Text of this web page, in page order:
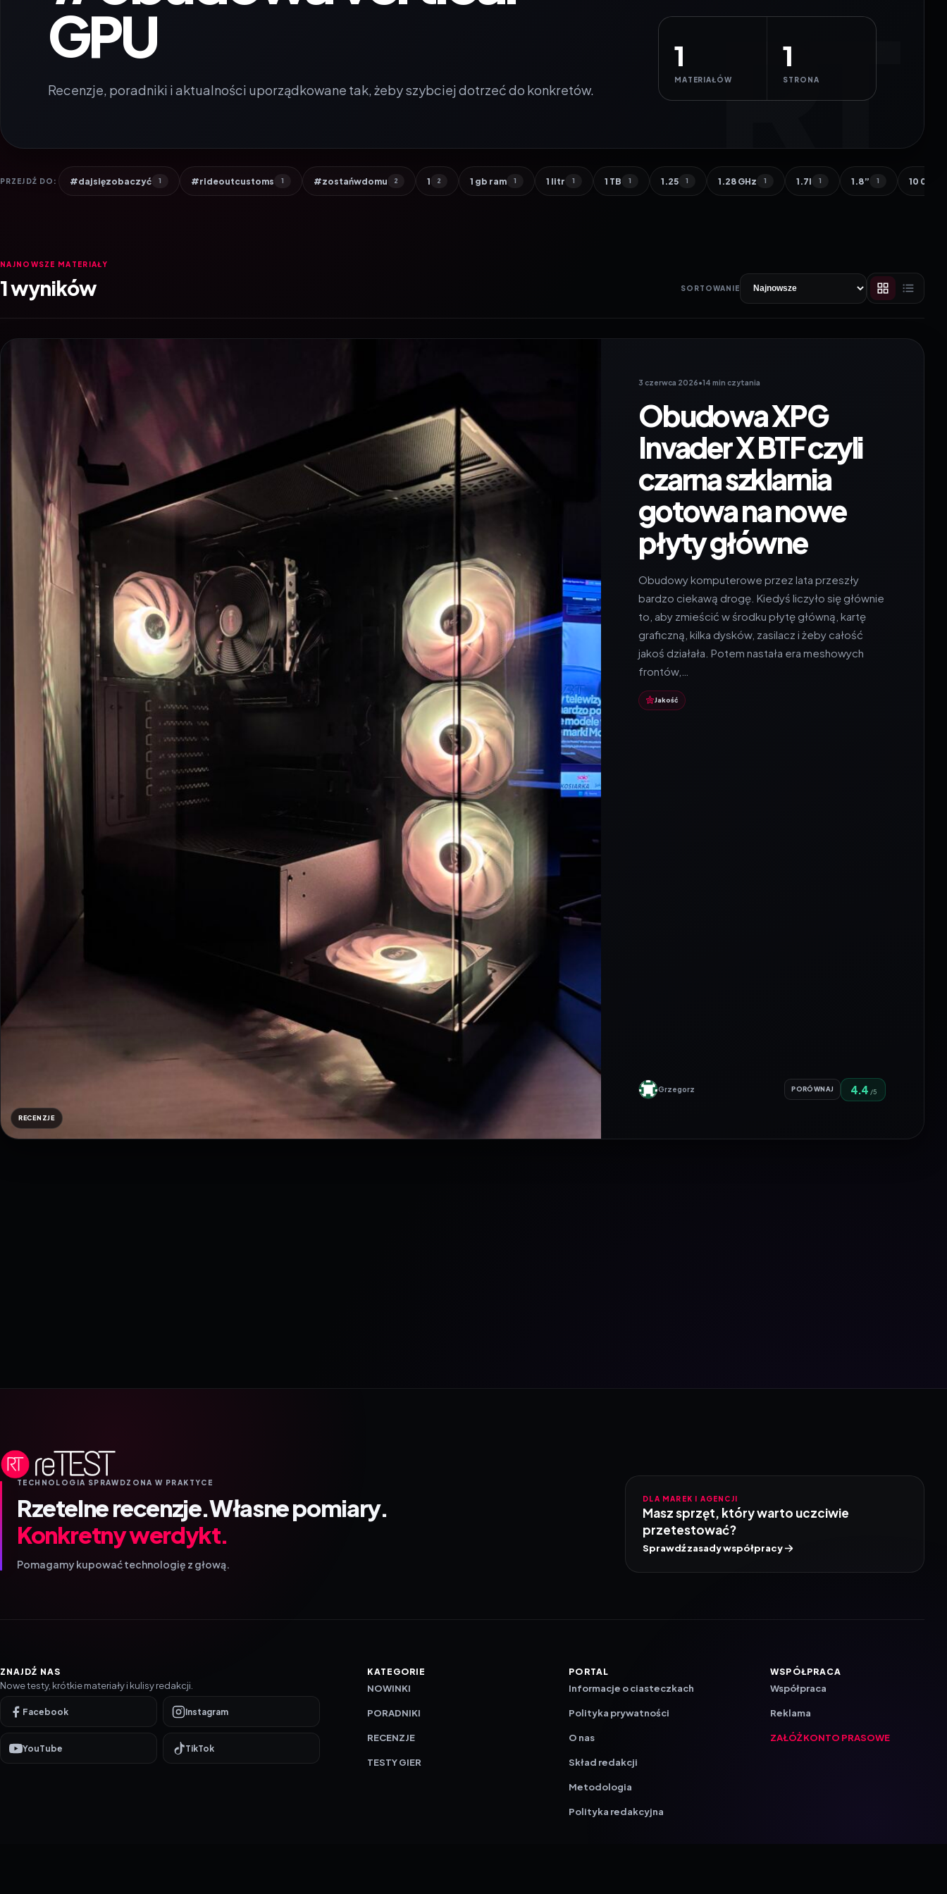
GPU
Recenzje, poradniki i aktualności uporządkowane tak, żeby szybciej dotrzeć do konkretów.
1
MATERIAŁÓW
1
STRONA
PRZEJDŹ DO: #dajsięzobaczyć 1 #rideoutcustoms 1 #zostańwdomu 2 1 2 1 gb ram 1 1 litr 1 1 TB 1 1.25 1 1.28 GHz 1 1.7l 1 1.8” 1 10 000
NAJNOWSZE MATERIAŁY
1 wyników SORTOWANIE
RECENZJE
3 czerwca 2026•14 min czytania
Obudowa XPG
Invader X BTF czyli
czarna szklarnia
gotowa na nowe
płyty główne
Obudowy komputerowe przez lata przeszły
bardzo ciekawą drogę. Kiedyś liczyło się głównie
to, aby zmieścić w środku płytę główną, kartę
graficzną, kilka dysków, zasilacz i żeby całość
jakoś działała. Potem nastała era meshowych
frontów,…
Jakość
Grzegorz PORÓWNAJ 4.4 /5
TECHNOLOGIA SPRAWDZONA W PRAKTYCE
Rzetelne recenzje.Własne pomiary.
Konkretny werdykt.
Pomagamy kupować technologię z głową.
DLA MAREK I AGENCJI
Masz sprzęt, który warto uczciwie
przetestować?
Sprawdź zasady współpracy
ZNAJDŹ NAS
Nowe testy, krótkie materiały i kulisy redakcji.
Facebook Instagram
YouTube TikTok
KATEGORIE
NOWINKI
PORADNIKI
RECENZJE
TESTY GIER
PORTAL
Informacje o ciasteczkach
Polityka prywatności
O nas
Skład redakcji
Metodologia
Polityka redakcyjna
WSPÓŁPRACA
Współpraca
Reklama
ZAŁÓŻ KONTO PRASOWE